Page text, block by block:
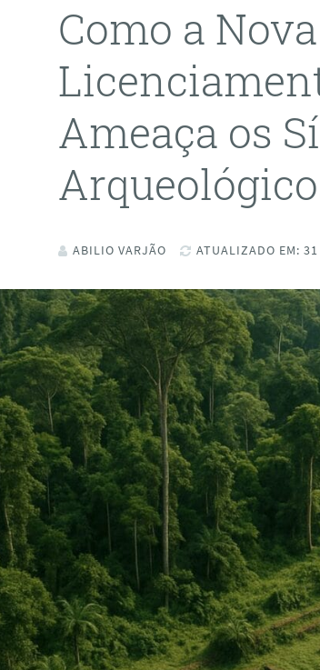
Como a
Ameaça os
ABILIO VARJÃO ATUALIZADO EM: